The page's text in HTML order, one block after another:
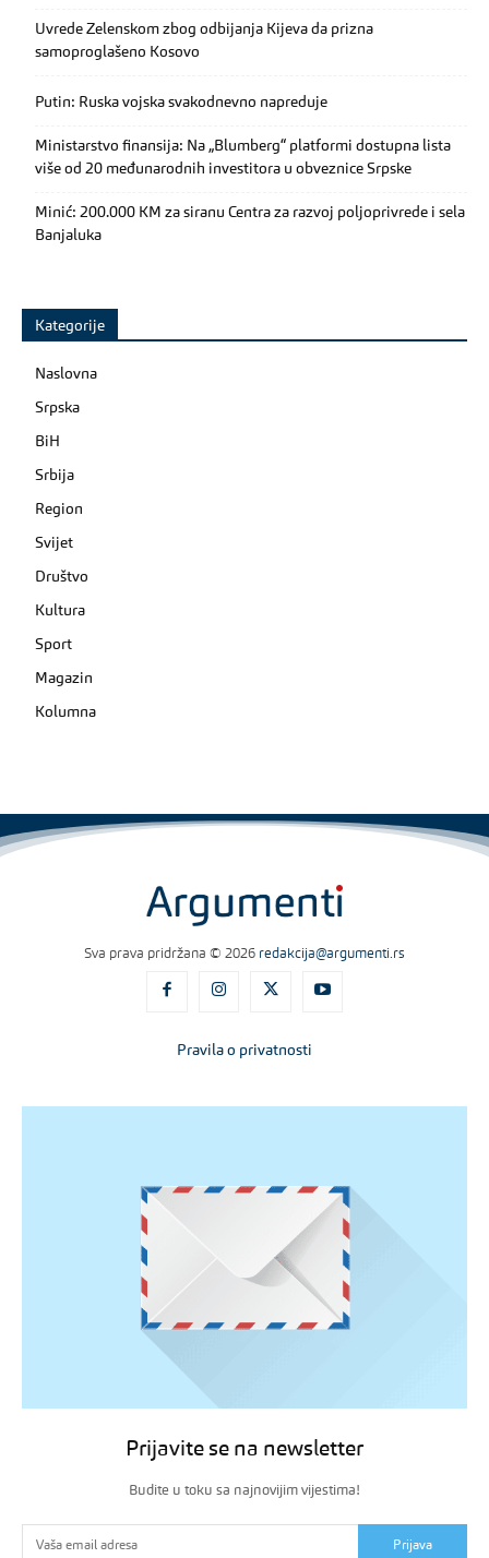
Uvrede Zelenskom zbog odbijanja Kijeva da prizna
samoproglašeno Kosovo
Putin: Ruska vojska svakodnevno napreduje
Ministarstvo finansija: Na „Blumberg“ platformi dostupna lista
više od 20 međunarodnih investitora u obveznice Srpske
Minić: 200.000 KM za siranu Centra za razvoj poljoprivrede i sela
Banjaluka
Kategorije
Naslovna
Srpska
BiH
Srbija
Region
Svijet
Društvo
Kultura
Sport
Magazin
Kolumna
Sva prava pridržana © 2026 redakcija@argumenti.rs
Pravila o privatnosti
Prijavite se na newsletter
Budite u toku sa najnovijim vijestima!
Prijava